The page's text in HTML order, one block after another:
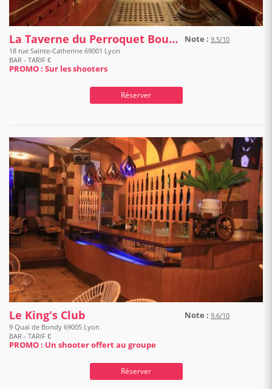
La Taverne du Perroquet Bourré Note : 9.5/10
18 rue Sainte-Catherine 69001 Lyon
BAR - TARIF €
PROMO : Sur les shooters
Réserver
Le King's Club Note : 9.6/10
9 Quai de Bondy 69005 Lyon
BAR - TARIF €
PROMO : Un shooter offert au groupe
Réserver